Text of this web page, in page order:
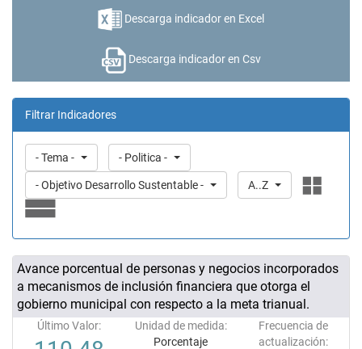
Descarga indicador en Excel
Descarga indicador en Csv
Filtrar Indicadores
- Tema - - Politica -
- Objetivo Desarrollo Sustentable - A..Z
Avance porcentual de personas y negocios incorporados
a mecanismos de inclusión financiera que otorga el
gobierno municipal con respecto a la meta trianual.
Último Valor:
Unidad de medida:
Porcentaje
Frecuencia de
actualización: